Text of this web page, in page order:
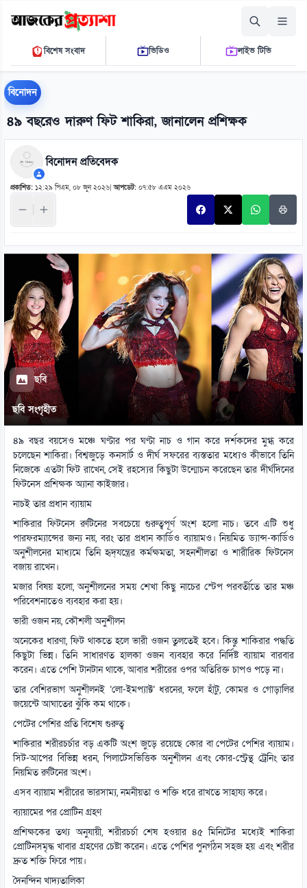
শুক্রবার, ০৭ আগস্ট ২০২৬
১২ ২৭ ১১ পি.এম.THE DAILY AJKER PROTTASHA
বিশেষ সংবাদ ভিডিও লাইভ টিভি
বিনোদন
৪৯ বছরেও দারুণ ফিট শাকিরা, জানালেন প্রশিক্ষক
বিনোদন প্রতিবেদক
প্রকাশিত: ১২:২৯ পিএম, ০৮ জুন ২০২৬ |আপডেট: ০৭:৫৮ এএম ২০২৬
ছবি
ছবি সংগৃহীত
৪৯ বছর বয়সেও মঞ্চে ঘণ্টার পর ঘণ্টা নাচ ও গান করে দর্শকদের মুগ্ধ করে
চলেছেন শাকিরা। বিশ্বজুড়ে কনসার্ট ও দীর্ঘ সফরের ব্যস্ততার মধ্যেও কীভাবে তিনি
নিজেকে এতটা ফিট রাখেন, সেই রহস্যের কিছুটা উন্মোচন করেছেন তার দীর্ঘদিনের
ফিটনেস প্রশিক্ষক অ্যানা কাইজার।
নাচই তার প্রধান ব্যায়াম
শাকিরার ফিটনেস রুটিনের সবচেয়ে গুরুত্বপূর্ণ অংশ হলো নাচ। তবে এটি শুধু
পারফরম্যান্সের জন্য নয়, বরং তার প্রধান কার্ডিও ব্যায়ামও। নিয়মিত ড্যান্স-কার্ডিও
অনুশীলনের মাধ্যমে তিনি হৃদ্‌যন্ত্রের কর্মক্ষমতা, সহনশীলতা ও শারীরিক ফিটনেস
বজায় রাখেন।
মজার বিষয় হলো, অনুশীলনের সময় শেখা কিছু নাচের স্টেপ পরবর্তীতে তার মঞ্চ
পরিবেশনাতেও ব্যবহার করা হয়।
ভারী ওজন নয়, কৌশলী অনুশীলন
অনেকের ধারণা, ফিট থাকতে হলে ভারী ওজন তুলতেই হবে। কিন্তু শাকিরার পদ্ধতি
কিছুটা ভিন্ন। তিনি সাধারণত হালকা ওজন ব্যবহার করে নির্দিষ্ট ব্যায়াম বারবার
করেন। এতে পেশি টানটান থাকে, আবার শরীরের ওপর অতিরিক্ত চাপও পড়ে না।
তার বেশিরভাগ অনুশীলনই ‘লো-ইমপ্যাক্ট’ ধরনের, ফলে হাঁটু, কোমর ও গোড়ালির
জয়েন্টে আঘাতের ঝুঁকি কম থাকে।
পেটের পেশির প্রতি বিশেষ গুরুত্ব
শাকিরার শরীরচর্চার বড় একটি অংশ জুড়ে রয়েছে কোর বা পেটের পেশির ব্যায়াম।
সিট-আপের বিভিন্ন ধরন, পিলাটেসভিত্তিক অনুশীলন এবং কোর-স্ট্রেন্থ ট্রেনিং তার
নিয়মিত রুটিনের অংশ।
এসব ব্যায়াম শরীরের ভারসাম্য, নমনীয়তা ও শক্তি ধরে রাখতে সাহায্য করে।
ব্যায়ামের পর প্রোটিন গ্রহণ
প্রশিক্ষকের তথ্য অনুযায়ী, শরীরচর্চা শেষ হওয়ার ৪৫ মিনিটের মধ্যেই শাকিরা
প্রোটিনসমৃদ্ধ খাবার গ্রহণের চেষ্টা করেন। এতে পেশির পুনর্গঠন সহজ হয় এবং শরীর
দ্রুত শক্তি ফিরে পায়।
দৈনন্দিন খাদ্যতালিকা